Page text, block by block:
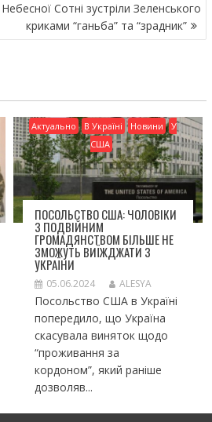
Сотні зустріли Зеленського
криками “ганьба” та “зрадник”
Актуально В Україні Новини
У
США
ПОСОЛЬСТВО США: ЧОЛОВІКИ
З ПОДВІЙНИМ
ГРОМАДЯНСТВОМ БІЛЬШЕ НЕ
ЗМОЖУТЬ ВИЇЖДЖАТИ З
УКРАЇНИ
05.06.2024 ALESYA
Посольство США в Україні
попередило, що Україна
скасувала виняток щодо
“проживання за
кордоном”, який раніше
дозволяв...